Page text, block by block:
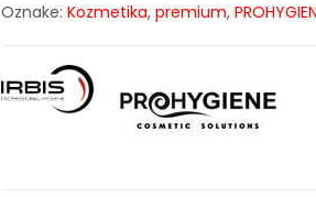
Oznake: Kozmetika, premium,